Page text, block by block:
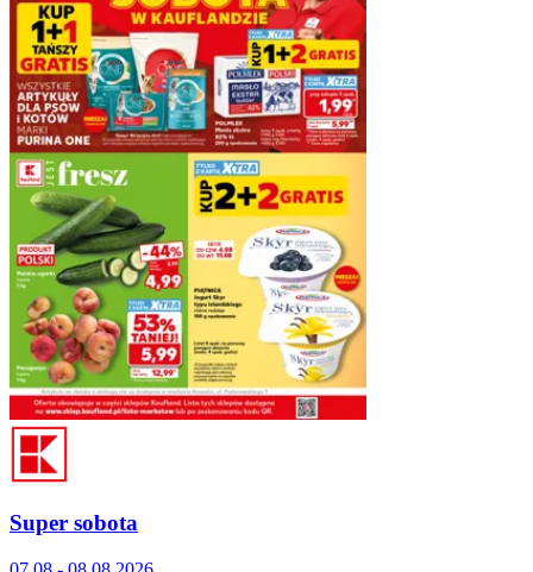
Super sobota